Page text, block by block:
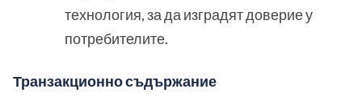
технология, за да изградят доверие у
потребителите.
Транзакционно съдържание